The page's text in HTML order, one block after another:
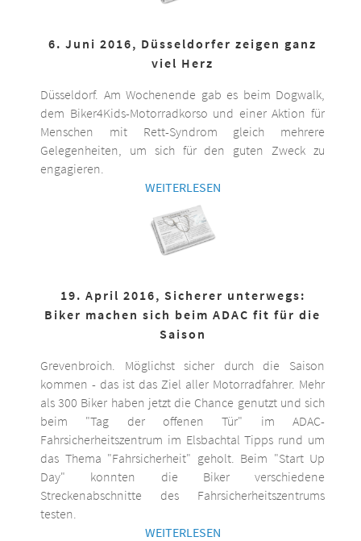
6. Juni 2016, Düsseldorfer zeigen ganz
viel Herz
Düsseldorf. Am Wochenende gab es beim Dogwalk,
dem Biker4Kids-Motorradkorso und einer Aktion für
Menschen mit Rett-Syndrom gleich mehrere
Gelegenheiten, um sich für den guten Zweck zu
engagieren.
WEITERLESEN
19. April 2016, Sicherer unterwegs:
Biker machen sich beim ADAC fit für die
Saison
Grevenbroich. Möglichst sicher durch die Saison
kommen - das ist das Ziel aller Motorradfahrer. Mehr
als 300 Biker haben jetzt die Chance genutzt und sich
beim "Tag der offenen Tür" im ADAC-
Fahrsicherheitszentrum im Elsbachtal Tipps rund um
das Thema "Fahrsicherheit" geholt. Beim "Start Up
Day" konnten die Biker verschiedene
Streckenabschnitte des Fahrsicherheitszentrums
testen.
WEITERLESEN